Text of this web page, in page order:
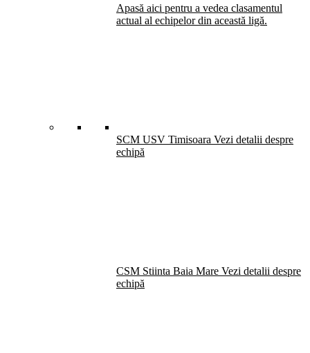
Apasă aici pentru a vedea clasamentul
actual al echipelor din această ligă.
SCM USV Timisoara Vezi detalii despre
echipă
CSM Stiinta Baia Mare Vezi detalii despre
echipă